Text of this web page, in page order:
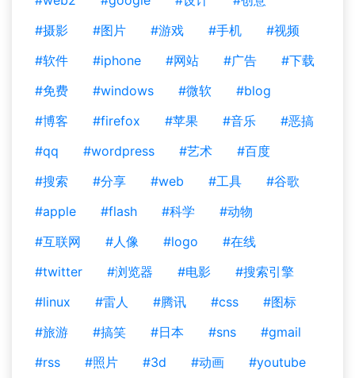
#摄影
#图片 #游戏 #手机
#视频
#软件
#iphone #网站 #广告
#下载
#免费
#windows #微软
#blog
#博客
#firefox #苹果 #音乐
#恶搞
#qq
#wordpress #艺术
#百度
#搜索
#分享 #web #工具
#谷歌
#apple
#flash #科学
#动物
#互联网
#人像 #logo
#在线
#twitter
#浏览器 #电影
#搜索引擎
#linux
#雷人 #腾讯 #css
#图标
#旅游
#搞笑 #日本 #sns
#gmail
#rss
#照片 #3d #动画
#youtube